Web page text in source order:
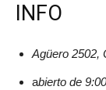
INFO
Agüero 2502,
abierto de